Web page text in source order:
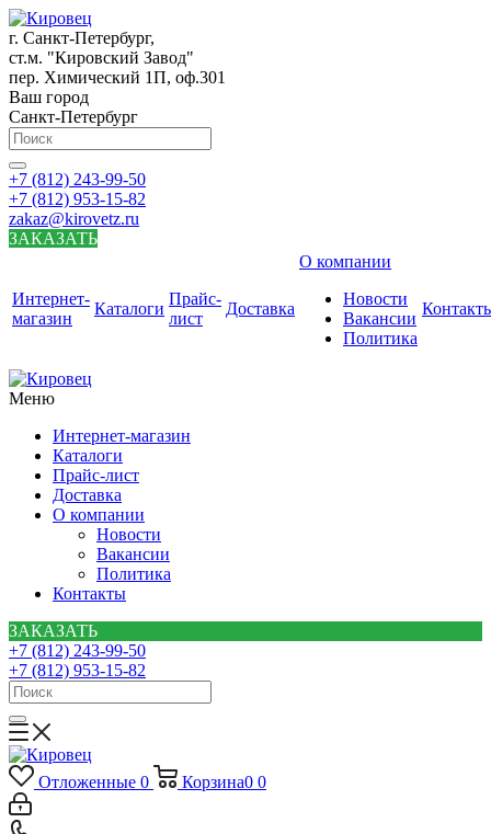
г. Санкт-Петербург,
ст.м. "Кировский Завод"
пер. Химический 1П, оф.301
Ваш город
Санкт-Петербург
+7 (812) 243-99-50
+7 (812) 953-15-82
zakaz@kirovetz.ru
ЗАКАЗАТЬ
Интернет-
магазин
Каталоги
Прайс-
лист
Доставка
О компании
Новости
Вакансии
Политика
Меню
Интернет-магазин
Каталоги
Прайс-лист
Доставка
О компании
Новости
Вакансии
Политика
Контакты
ЗАКАЗАТЬ
+7 (812) 243-99-50
+7 (812) 953-15-82
Отложенные 0 Корзина0 0